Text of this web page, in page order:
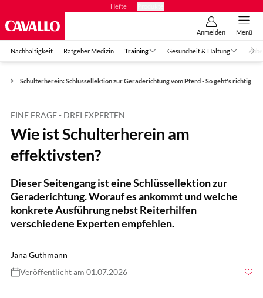
Hefte
Anmelden Menü
Nachhaltigkeit Ratgeber Medizin Training Gesundheit & Haltung
Schulterherein: Schlüssellektion zur Geraderichtung vom Pferd - So geht's richtig!
EINE FRAGE - DREI EXPERTEN
Wie ist Schulterherein am
effektivsten?
Dieser Seitengang ist eine Schlüssellektion zur
Geraderichtung. Worauf es ankommt und welche
konkrete Ausführung nebst Reiterhilfen
verschiedene Experten empfehlen.
Jana Guthmann
Veröffentlicht am 01.07.2026